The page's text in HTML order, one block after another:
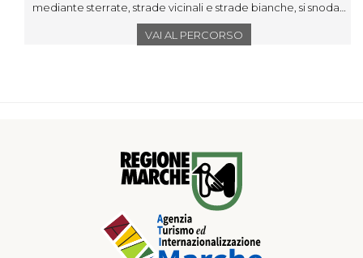
mediante sterrate, strade vicinali e strade bianche, si snoda
sulla valle del torrente Ete Morto (ricca di incantevoli scorci
paesaggistici) tra Francavilla d'Ete (FM) e Mogliano (MC).
attraversa il ponte di legno per immettersi su una strada
comunale, a tratti brecciata, che si abbandona ben presto
per salire ed immergersi in un ombroso anello naturalistico a
mezzacosta tra le campagne circostanti, per poi ridiscendere
nuovamente per una sterrata sulla strada principale. Da lì si fa
ritorno alla chiesa di Santa Croce d’Ete, per risalire
immediatamente a Francavilla d’Ete lungo un crinale di
VAI AL PERCORSO